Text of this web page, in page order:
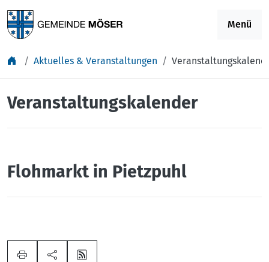
Menü
Aktuelles & Veranstaltungen
Veranstaltungskalender
Flohmarkt in Pietzpuhl